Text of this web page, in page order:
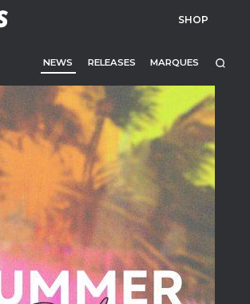
SHOP
NEWS RELEASES MARQUES